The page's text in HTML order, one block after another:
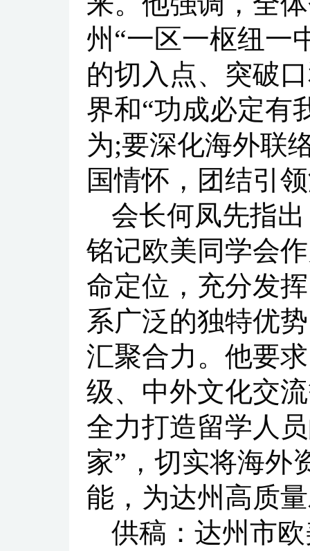
州“一区一枢纽一
的切入点、突破
界和“功成必定有
为;要深化海外联
国情怀，团结引
会长何凤先指
铭记欧美同学会
命定位，充分发
系广泛的独特优
汇聚合力。他要
级、中外文化交
全力打造留学人
家”，切实将海外
能，为达州高质
供稿：达州市